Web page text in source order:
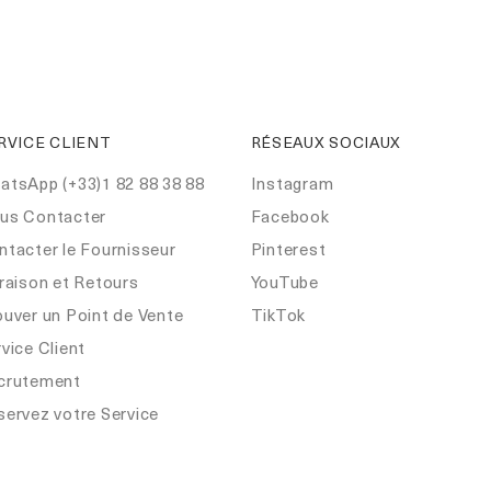
CLIENT
(+33)1 82 88 38 88
Contacter
le Fournisseur
et Retours
un Point de Vente
Client
votre Service
RÉSEAUX SOCIAUX
Instagram
Facebook
Pinterest
YouTube
TikTok